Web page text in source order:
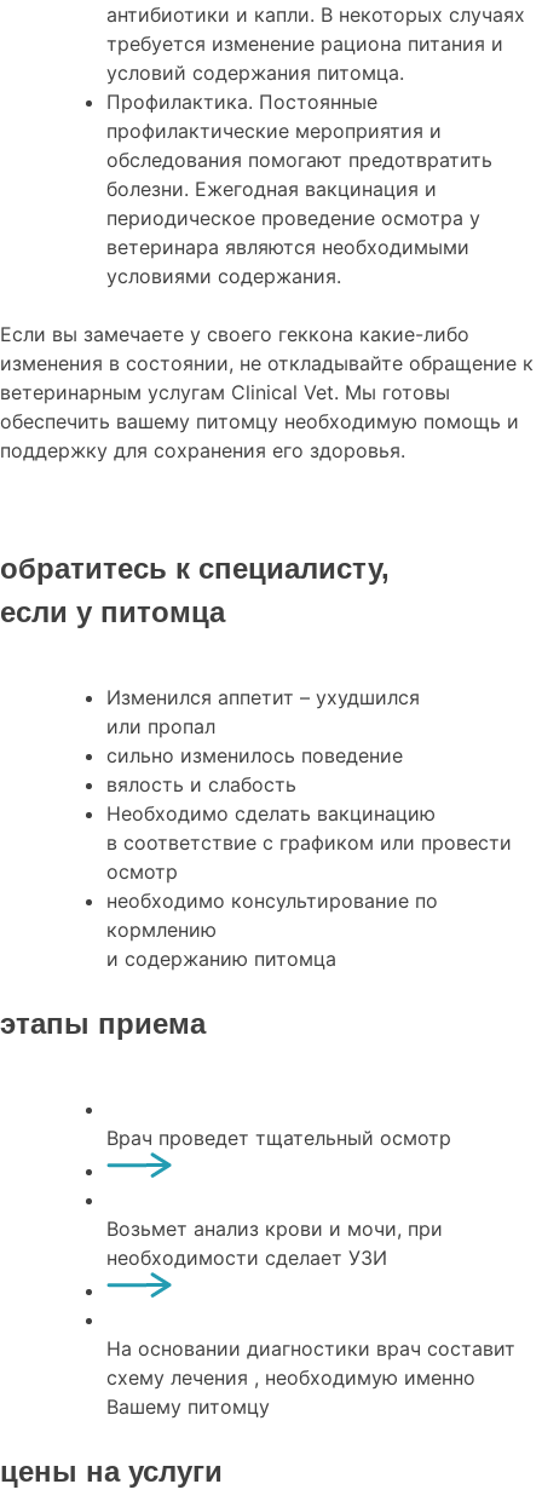
антибиотики и капли. В некоторых случаях
требуется изменение рациона питания и
условий содержания питомца.
Профилактика. Постоянные
профилактические мероприятия и
обследования помогают предотвратить
болезни. Ежегодная вакцинация и
периодическое проведение осмотра у
ветеринара являются необходимыми
условиями содержания.
Если вы замечаете у своего геккона какие-либо
изменения в состоянии, не откладывайте обращение к
ветеринарным услугам Clinical Vet. Мы готовы
обеспечить вашему питомцу необходимую помощь и
поддержку для сохранения его здоровья.
обратитесь к специалисту,
если у питомца
Изменился аппетит – ухудшился
или пропал
сильно изменилось поведение
вялость и слабость
Необходимо сделать вакцинацию
в соответствие с графиком или провести
осмотр
необходимо консультирование по
кормлению
и содержанию питомца
этапы приема
Врач проведет тщательный осмотр
Возьмет анализ крови и мочи, при
необходимости сделает УЗИ
На основании диагностики врач составит
схему лечения , необходимую именно
Вашему питомцу
цены на услуги